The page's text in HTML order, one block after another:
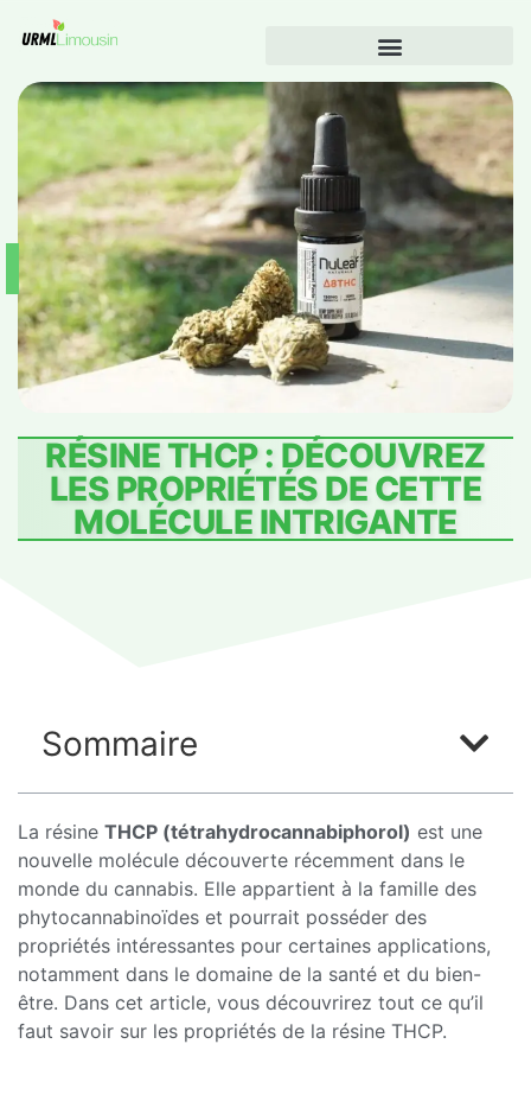
RÉSINE THCP : DÉCOUVREZ
LES PROPRIÉTÉS DE CETTE
MOLÉCULE INTRIGANTE
Sommaire
La résine THCP (tétrahydrocannabiphorol) est une
nouvelle molécule découverte récemment dans le
monde du cannabis. Elle appartient à la famille des
phytocannabinoïdes et pourrait posséder des
propriétés intéressantes pour certaines applications,
notamment dans le domaine de la santé et du bien-
être. Dans cet article, vous découvrirez tout ce qu’il
faut savoir sur les propriétés de la résine THCP.